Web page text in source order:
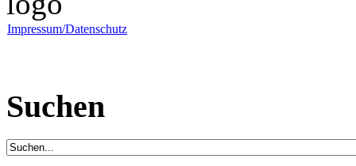
Impressum/Datenschutz
Suchen